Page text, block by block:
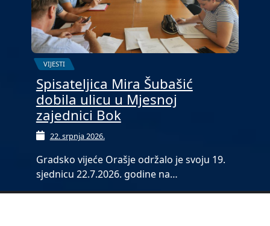
VIJESTI
Spisateljica Mira Šubašić
dobila ulicu u Mjesnoj
zajednici Bok
22. srpnja 2026.
Gradsko vijeće Orašje održalo je svoju 19.
sjednicu 22.7.2026. godine na…